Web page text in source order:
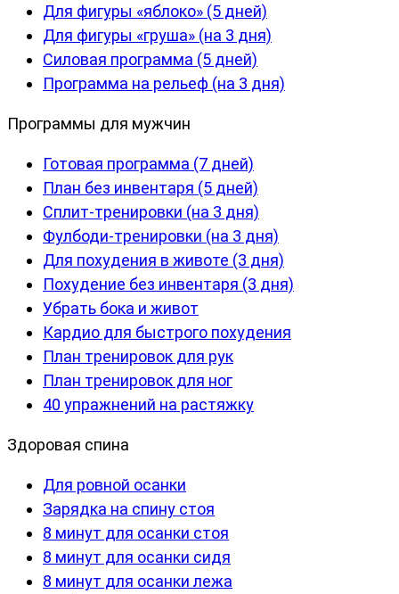
Для фигуры «яблоко» (5 дней)
Для фигуры «груша» (на 3 дня)
Силовая программа (5 дней)
Программа на рельеф (на 3 дня)
Программы для мужчин
Готовая программа (7 дней)
План без инвентаря (5 дней)
Сплит-тренировки (на 3 дня)
Фулбоди-тренировки (на 3 дня)
Для похудения в животе (3 дня)
Похудение без инвентаря (3 дня)
Убрать бока и живот
Кардио для быстрого похудения
План тренировок для рук
План тренировок для ног
40 упражнений на растяжку
Здоровая спина
Для ровной осанки
Зарядка на спину стоя
8 минут для осанки стоя
8 минут для осанки сидя
8 минут для осанки лежа